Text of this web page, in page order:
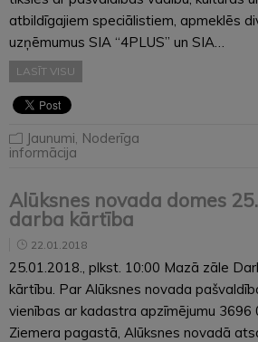
atbildīgajiem speciālistiem, apmeklēs
uzņēmumus SIA “4PLUS” un SIA…
LASĪT VISU
Jaunumi Noderīga
informācija
Alūksnes novada domes
darba kārtība
22.01.2018
25.01.2018., plkst. 10:00 Mazā zāle
kārtību. Par Alūksnes novada
vienības ar kadastra apzīmējumu 3696
Ziemera pagastā, Alūksnes novadā